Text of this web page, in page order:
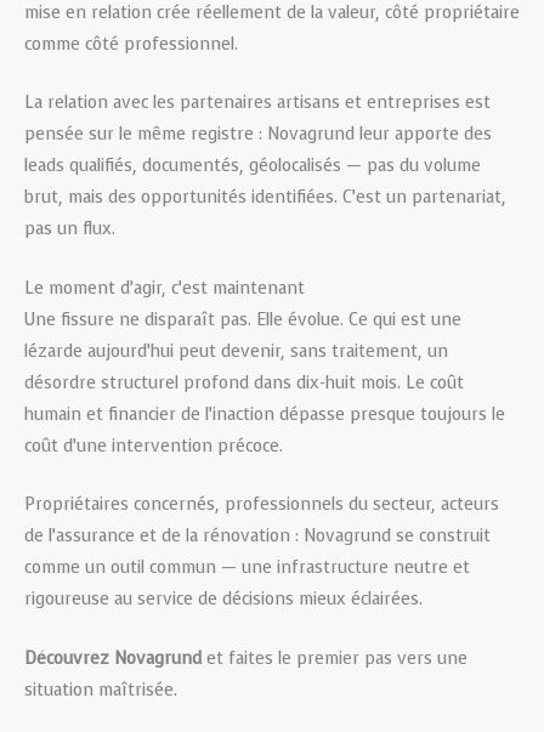
mise en relation crée réellement de la valeur, côté propriétaire
comme côté professionnel.
La relation avec les partenaires artisans et entreprises est
pensée sur le même registre : Novagrund leur apporte des
leads qualifiés, documentés, géolocalisés — pas du volume
brut, mais des opportunités identifiées. C’est un partenariat,
pas un flux.
Le moment d’agir, c’est maintenant
Une fissure ne disparaît pas. Elle évolue. Ce qui est une
lézarde aujourd’hui peut devenir, sans traitement, un
désordre structurel profond dans dix-huit mois. Le coût
humain et financier de l’inaction dépasse presque toujours le
coût d’une intervention précoce.
Propriétaires concernés, professionnels du secteur, acteurs
de l’assurance et de la rénovation : Novagrund se construit
comme un outil commun — une infrastructure neutre et
rigoureuse au service de décisions mieux éclairées.
Découvrez Novagrund et faites le premier pas vers une
situation maîtrisée.